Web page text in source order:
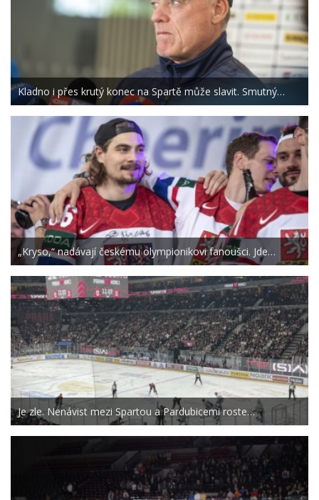
Kladno i přes krutý konec na Spartě může slavit. Smutný…
„Kryso,“ nadávají českému olympionikovi fanoušci. Jde…
Je zle. Nenávist mezi Spartou a Pardubicemi roste…